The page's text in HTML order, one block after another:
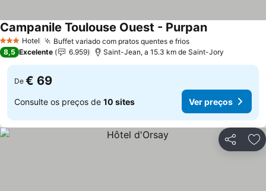
3 EstrelasHotel Buffet variado com pratos quentes e friosVer preços
Campanile Toulouse Ouest - PurpanVer preços
8,5 Excelente 6.959 Saint-Jean, a 15.3 km de Saint-Jory
De € 69
Consulte os preços de 10 sites Ver preços
Partilhar